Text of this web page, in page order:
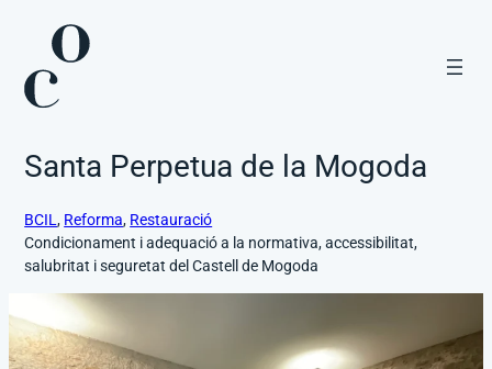
contingut
Santa Perpetua de la Mogoda
BCIL, Reforma, Restauració
Condicionament i adequació a la normativa, accessibilitat,
salubritat i seguretat del Castell de Mogoda